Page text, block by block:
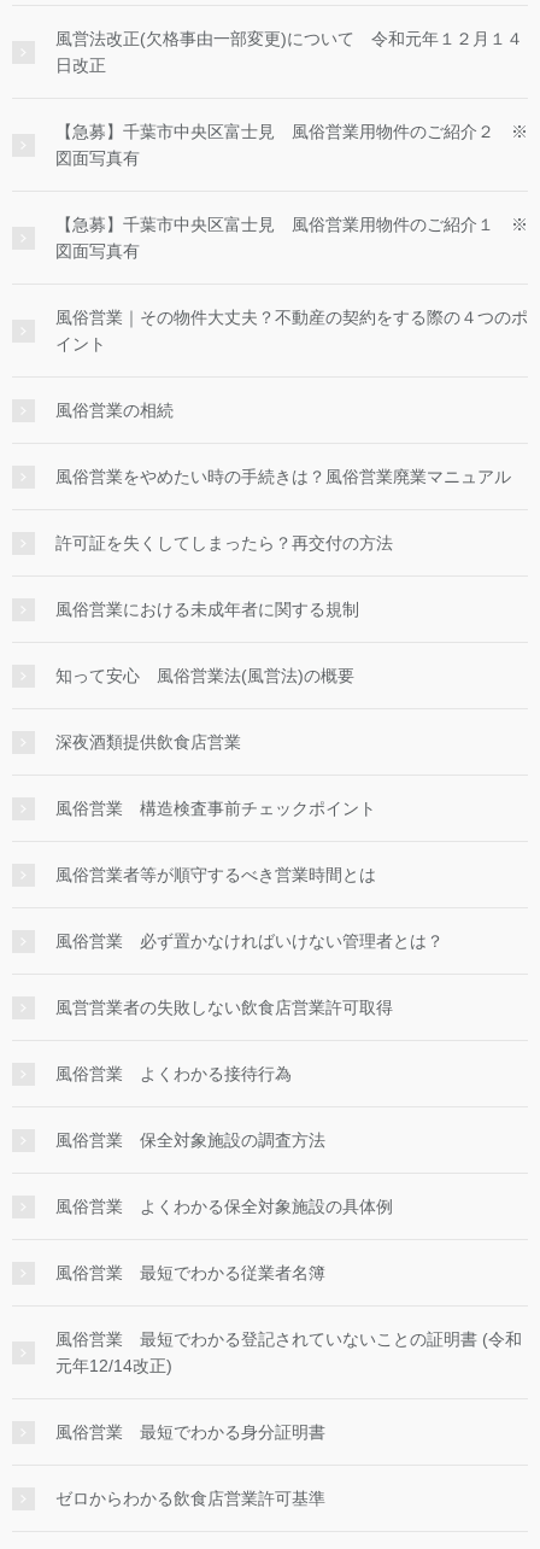
風営法改正(欠格事由一部変更)について 令和元年１２月１４
日改正
【急募】千葉市中央区富士見 風俗営業用物件のご紹介２ ※
図面写真有
【急募】千葉市中央区富士見 風俗営業用物件のご紹介１ ※
図面写真有
風俗営業｜その物件大丈夫？不動産の契約をする際の４つのポ
イント
風俗営業の相続
風俗営業をやめたい時の手続きは？風俗営業廃業マニュアル
許可証を失くしてしまったら？再交付の方法
風俗営業における未成年者に関する規制
知って安心 風俗営業法(風営法)の概要
深夜酒類提供飲食店営業
風俗営業 構造検査事前チェックポイント
風俗営業者等が順守するべき営業時間とは
風俗営業 必ず置かなければいけない管理者とは？
風営営業者の失敗しない飲食店営業許可取得
風俗営業 よくわかる接待行為
風俗営業 保全対象施設の調査方法
風俗営業 よくわかる保全対象施設の具体例
風俗営業 最短でわかる従業者名簿
風俗営業 最短でわかる登記されていないことの証明書 (令和
元年12/14改正)
風俗営業 最短でわかる身分証明書
ゼロからわかる飲食店営業許可基準